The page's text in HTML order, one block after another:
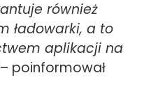
również
ładowarki, a to
aplikacji na
poinformował